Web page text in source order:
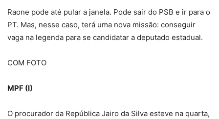
Raone pode até pular a janela. Pode sair do PSB e ir para o
PT. Mas, nesse caso, terá uma nova missão: conseguir
vaga na legenda para se candidatar a deputado estadual.
COM FOTO
MPF (I)
O procurador da República Jairo da Silva esteve na quarta,